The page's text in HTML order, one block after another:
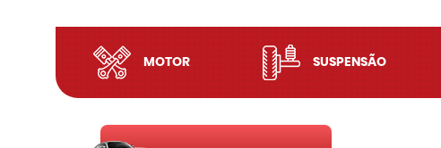
MOTOR SUSPENSÃO